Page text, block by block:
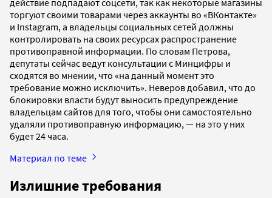
торгуют своими товарами через аккаунты во «ВКонтакте»
и Instagram, а владельцы социальных сетей должны
контролировать на своих ресурсах распространение
противоправной информации. По словам Петрова,
депутаты сейчас ведут консультации с Минцифры и
сходятся во мнении, что «на данный момент это
требование можно исключить». Неверов добавил, что до
блокировки власти будут выносить предупреждение
владельцам сайтов для того, чтобы они самостоятельно
удаляли противоправную информацию, — на это у них
будет 24 часа.
Материал по теме
Излишние требования